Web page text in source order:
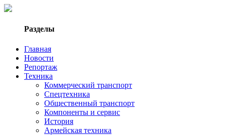
Разделы
Главная
Новости
Репортаж
Техника
Коммерческий транспорт
Спецтехника
Общественный транспорт
Компоненты и сервис
История
Армейская техника